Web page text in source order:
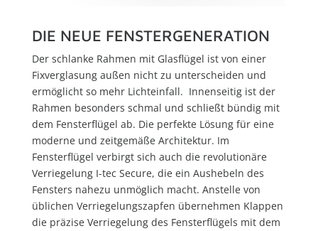
DIE NEUE FENSTERGENERATION
Der schlanke Rahmen mit Glasflügel ist von einer
Fixverglasung außen nicht zu unterscheiden und
ermöglicht so mehr Lichteinfall. Innenseitig ist der
Rahmen besonders schmal und schließt bündig mit
dem Fensterflügel ab. Die perfekte Lösung für eine
moderne und zeitgemäße Architektur. Im
Fensterflügel verbirgt sich auch die revolutionäre
Verriegelung I-tec Secure, die ein Aushebeln des
Fensters nahezu unmöglich macht. Anstelle von
üblichen Verriegelungszapfen übernehmen Klappen
die präzise Verriegelung des Fensterflügels mit dem